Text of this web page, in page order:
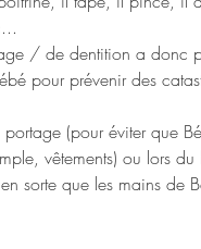
/ de dentition a donc
pour prévenir des
(pour éviter que
vêtements) ou lors
sorte que les mains de